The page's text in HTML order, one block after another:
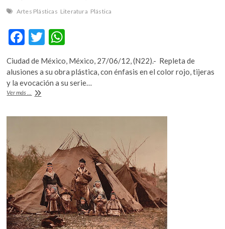
Artes Plásticas Literatura Plástica
F
ac
e
b
o
o
T
w
itt
er
h
at
s
p
p
Ciudad de México, México, 27/06/12, (N22).- Repleta de
alusiones a su obra plástica, con énfasis en el color rojo, tijeras
y la evocación a su serie…
Ver más ... Recuerdan
80
años
con
carteles
y
textos